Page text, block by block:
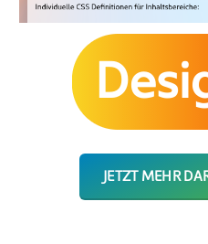
JETZT MEHR